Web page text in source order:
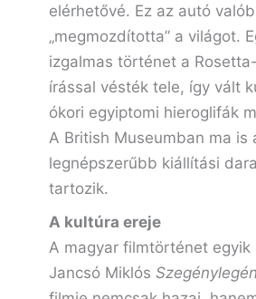
elérhetővé. Ez az autó
„megmozdította” a világot.
izgalmas történet a
írással vésték tele, így vált
ókori egyiptomi hieroglifák
A British Museumban ma is
legnépszerűbb kiállítási
tartozik.
A kultúra ereje
A magyar filmtörténet egyik
Jancsó Miklós